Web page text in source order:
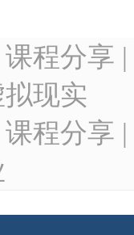
课程分
现实
课程分